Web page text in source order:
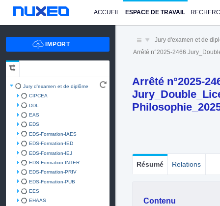
ACCUEIL ESPACE DE TRAVAIL
Jury d'examen et de diplôme
CIPCEA
DDL
EAS
EDS
EDS-Formation-IAES
EDS-Formation-IED
EDS-Formation-IEJ
EDS-Formation-INTER
EDS-Formation-PRIV
EDS-Formation-PUB
EES
EHAAS
Jury d'examen et de
Arrêté n°2025-2466
Arrêté n°2025-
Résumé Relations
Contenu